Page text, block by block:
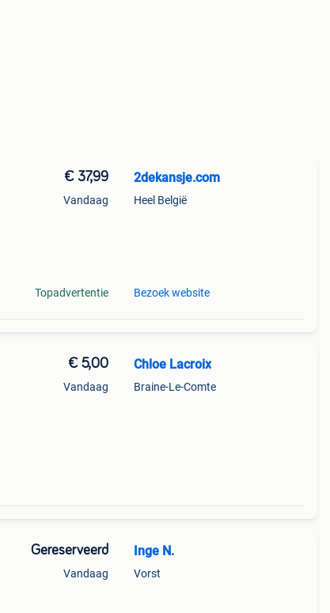
€ 37,99
Vandaag
Topadvertentie
2dekansje.com
Heel België
Bezoek website
€ 5,00
Vandaag
Chloe Lacroix
Braine-Le-Comte
Gereserveerd
Vandaag
Inge N.
Vorst